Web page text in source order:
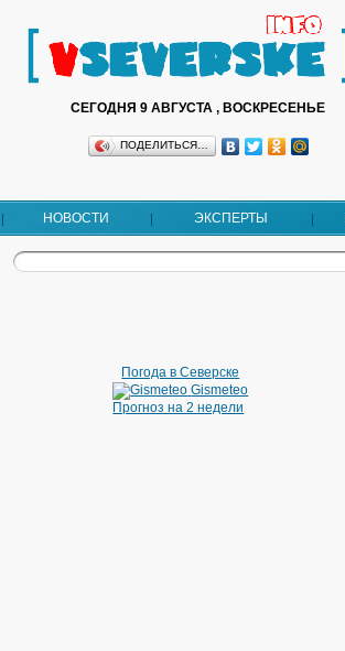
СЕГОДНЯ 9 АВГУСТА , ВОСКРЕСЕНЬЕ
ПОДЕЛИТЬСЯ…
НОВОСТИ ЭКСПЕРТЫ
Погода в Северске
Gismeteo
Прогноз на 2 недели